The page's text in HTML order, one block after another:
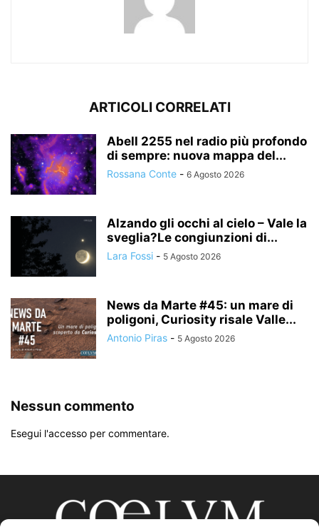
ARTICOLI CORRELATI
Abell 2255 nel radio più profondo
di sempre: nuova mappa del...
Rossana Conte - 6 Agosto 2026
Alzando gli occhi al cielo – Vale la
sveglia?Le congiunzioni di...
Lara Fossi - 5 Agosto 2026
News da Marte #45: un mare di
poligoni, Curiosity risale Valle...
Antonio Piras - 5 Agosto 2026
Nessun commento
Esegui l'accesso per commentare.